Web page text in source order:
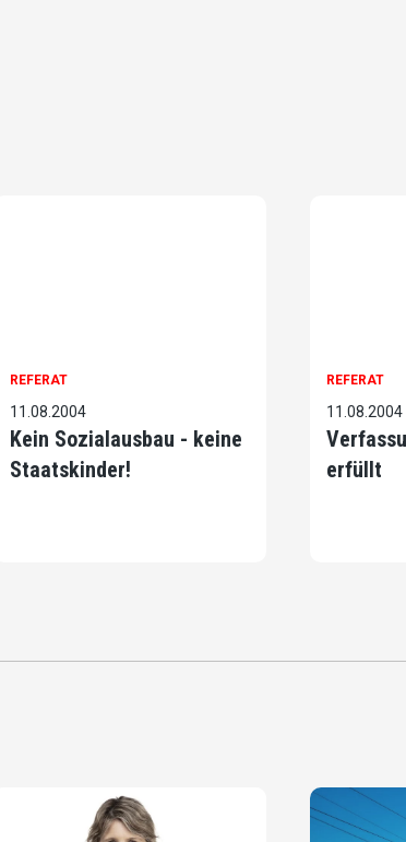
REFERAT
11.08.2004
Kein Sozialausbau - keine
Staatskinder!
REFERAT
11.08.2004
erfüllt